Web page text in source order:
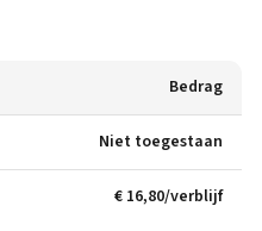
Bedrag
Niet toegestaan
€ 16,80/verblijf